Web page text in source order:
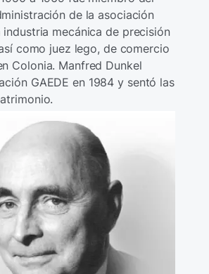
de la asociación
industria mecánica de precisión
como juez lego, de comercio
Colonia. Manfred Dunkel
GAEDE en 1984 y sentó las